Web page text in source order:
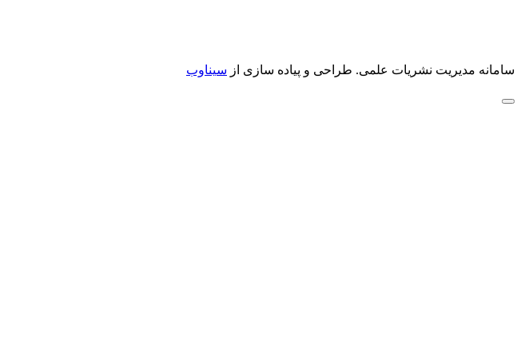
سامانه مدیریت نشریات علمی. طراحی و پیاده سازی از سیناوب